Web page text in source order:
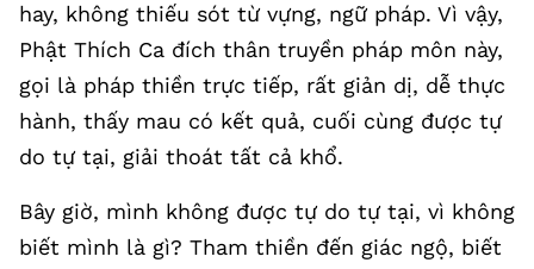
hay, không thiếu sót từ vựng, ngữ pháp. Vì vậy,
Phật Thích Ca đích thân truyền pháp môn này,
gọi là pháp thiền trực tiếp, rất giản dị, dễ thực
hành, thấy mau có kết quả, cuối cùng được tự
do tự tại, giải thoát tất cả khổ.
Bây giờ, mình không được tự do tự tại, vì không
biết mình là gì? Tham thiền đến giác ngộ, biết